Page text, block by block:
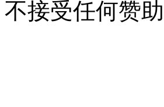
不接受任何赞